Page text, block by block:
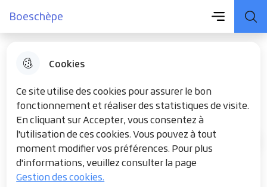
Cookies
Ce site utilise des cookies pour assurer le bon
fonctionnement et réaliser des statistiques de visite.
En cliquant sur Accepter, vous consentez à
l'utilisation de ces cookies. Vous pouvez à tout
moment modifier vos préférences. Pour plus
d'informations, veuillez consulter la page
Gestion des cookies.
Aller
au
menu recherche principal
Consulter
le plan du
site
BoeschèpeBoeschèpe Menu
MENU RESTAURANT SCOLAIRE
Accueil
MENU RESTAURANT
SCOLAIRE
Menu septembre